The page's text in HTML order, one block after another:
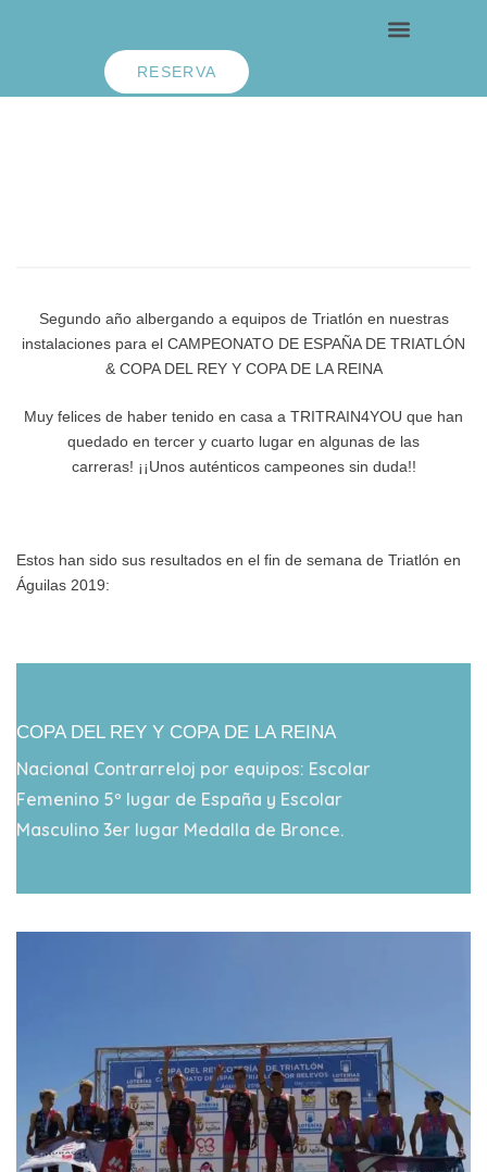
RESERVA
Segundo año albergando a equipos de Triatlón en nuestras
instalaciones para el CAMPEONATO DE ESPAÑA DE TRIATLÓN
& COPA DEL REY Y COPA DE LA REINA
Muy felices de haber tenido en casa a TRITRAIN4YOU que han
quedado en tercer y cuarto lugar en algunas de las
carreras! ¡¡Unos auténticos campeones sin duda!!
Estos han sido sus resultados en el fin de semana de Triatlón en
Águilas 2019:
COPA DEL REY Y COPA DE LA REINA
Nacional Contrarreloj por equipos: Escolar
Femenino 5º lugar de España y Escolar
Masculino 3er lugar Medalla de Bronce.